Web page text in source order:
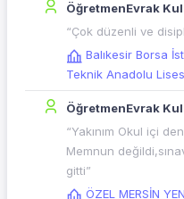
ÖğretmenEvrak
“Çok düzenli ve
Balıkesir Borsa
Teknik Anadolu
ÖğretmenEvrak
“Yakınım Okul içi
Memnun
gitti”
ÖZEL MERSİN